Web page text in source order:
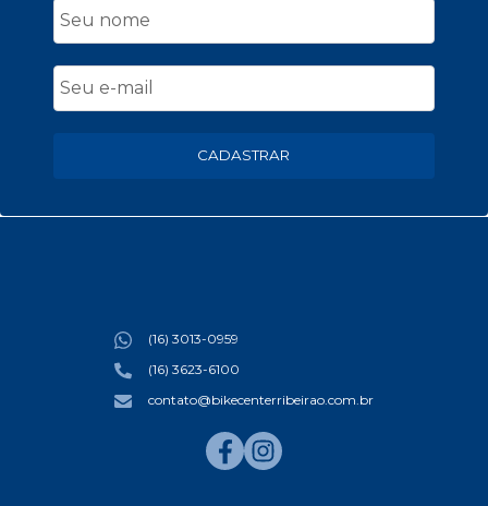
CADASTRAR
(16) 3013-0959
(16) 3623-6100
contato@bikecenterribeirao.com.br